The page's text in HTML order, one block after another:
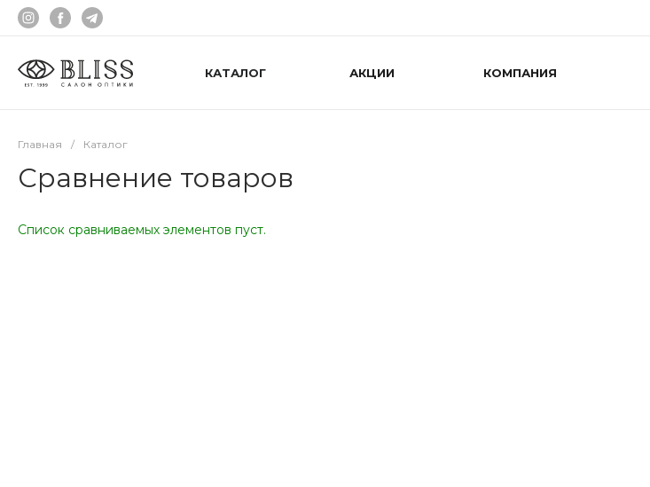
КАТАЛОГ АКЦИИ КОМПАНИЯ
Главная / Каталог
Сравнение товаров
Список сравниваемых элементов пуст.